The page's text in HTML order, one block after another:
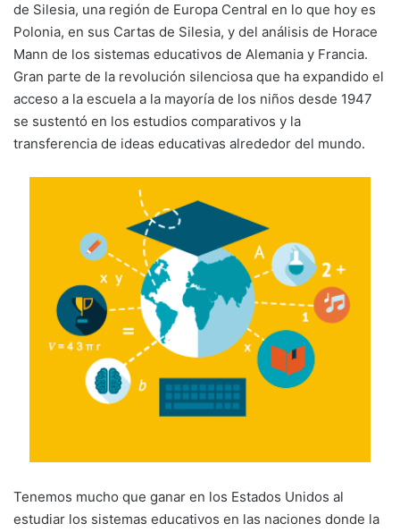
de Silesia, una región de Europa Central en lo que hoy es
Polonia, en sus Cartas de Silesia, y del análisis de Horace
Mann de los sistemas educativos de Alemania y Francia.
Gran parte de la revolución silenciosa que ha expandido el
acceso a la escuela a la mayoría de los niños desde 1947
se sustentó en los estudios comparativos y la
transferencia de ideas educativas alrededor del mundo.
Tenemos mucho que ganar en los Estados Unidos al
estudiar los sistemas educativos en las naciones donde la